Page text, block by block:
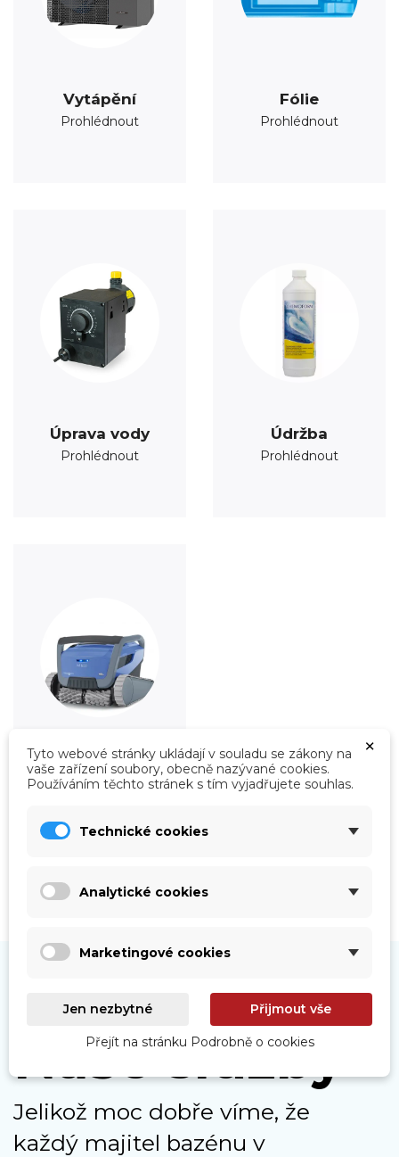
Vytápění
Prohlédnout
Fólie
Prohlédnout
Úprava vody
Prohlédnout
Údržba
Prohlédnout
Roboty
Prohlédnout
Naše služby
Jelikož moc dobře víme, že
každý majitel bazénu v
×
Tyto webové stránky ukládají v souladu se zákony na
vaše zařízení soubory, obecně nazývané cookies.
Používáním těchto stránek s tím vyjadřujete souhlas.
Technické cookies
Analytické cookies
Marketingové cookies
Jen nezbytné Přijmout vše
Přejít na stránku Podrobně o cookies